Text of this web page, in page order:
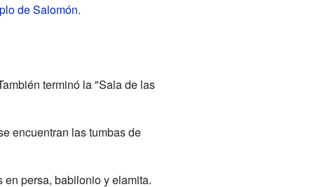
de Salomón.
terminó la "Sala de las
encuentran las tumbas de
persa, babilonio y elamita.